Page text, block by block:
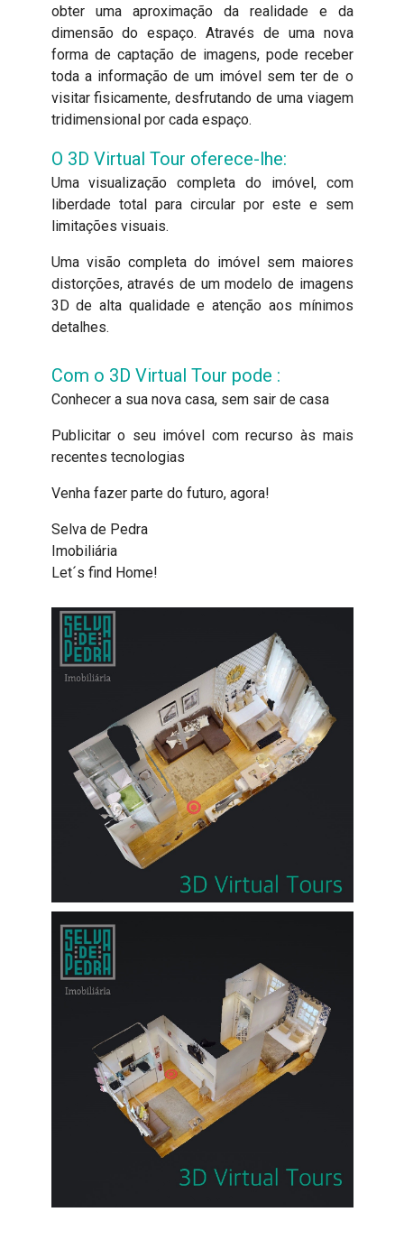
obter uma aproximação da realidade e da
dimensão do espaço. Através de uma nova
forma de captação de imagens, pode receber
toda a informação de um imóvel sem ter de o
visitar fisicamente, desfrutando de uma viagem
tridimensional por cada espaço.
O 3D Virtual Tour oferece-lhe:
Uma visualização completa do imóvel, com
liberdade total para circular por este e sem
limitações visuais.
Uma visão completa do imóvel sem maiores
distorções, através de um modelo de imagens
3D de alta qualidade e atenção aos mínimos
detalhes.
Com o 3D Virtual Tour pode :
Conhecer a sua nova casa, sem sair de casa
Publicitar o seu imóvel com recurso às mais
recentes tecnologias
Venha fazer parte do futuro, agora!
Selva de Pedra
Imobiliária
Let´s find Home!